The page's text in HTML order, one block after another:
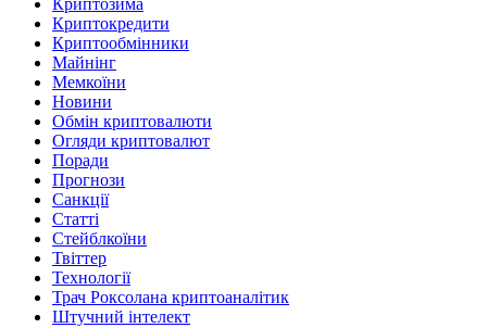
Криптозима
Криптокредити
Криптообмінники
Майнінг
Мемкоїни
Новини
Обмін криптовалюти
Огляди криптовалют
Поради
Прогнози
Санкції
Статті
Стейблкоїни
Твіттер
Технології
Трач Роксолана криптоаналітик
Штучний інтелект